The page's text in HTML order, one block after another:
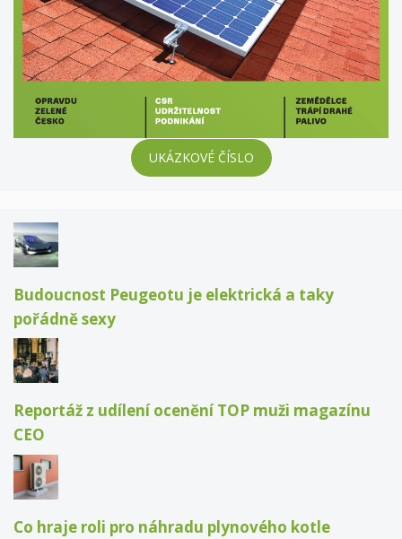
UKÁZKOVÉ ČÍSLO
Budoucnost Peugeotu je elektrická a taky
pořádně sexy
Reportáž z udílení ocenění TOP muži magazínu
CEO
Co hraje roli pro náhradu plynového kotle